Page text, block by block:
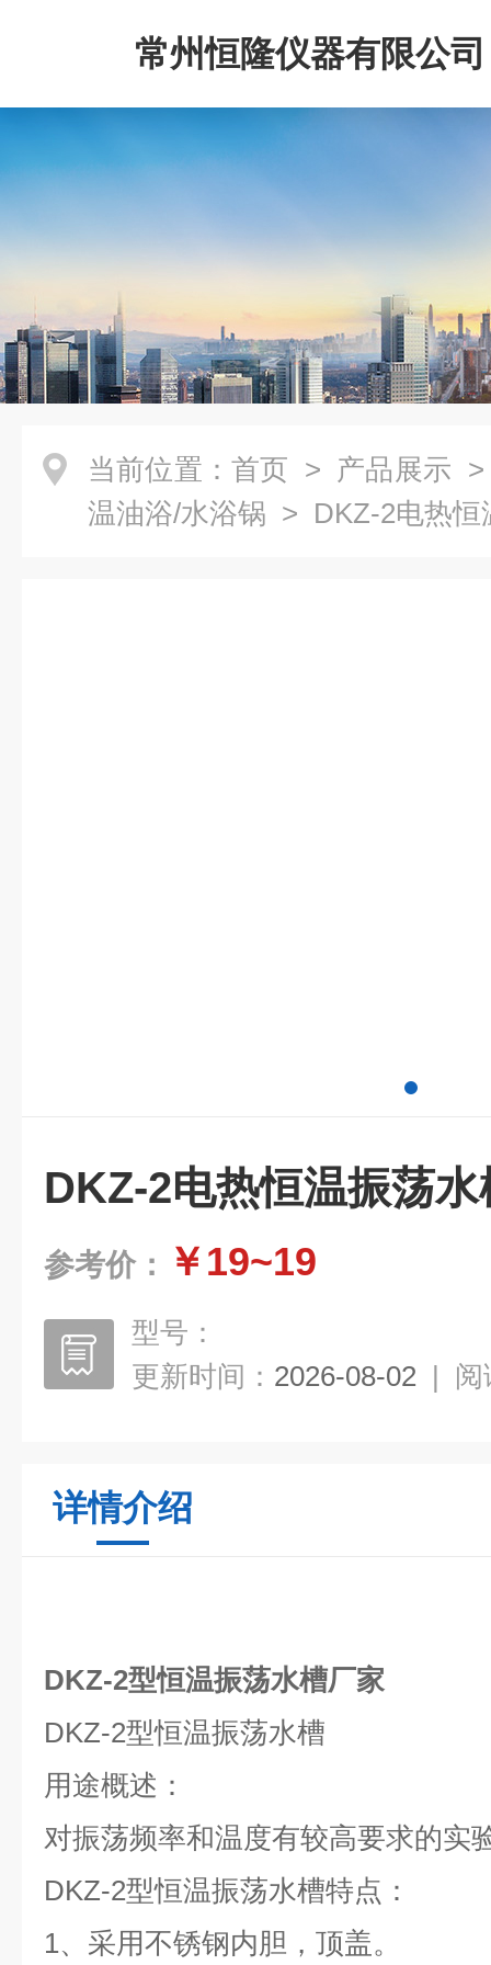
常州恒隆仪器有限公司
当前位置： 首页 > 产品展示
温油浴/水浴锅 > DKZ-2电热恒
DKZ-2电热恒温振荡水
参考价： ￥19~19
型号：
更新时间： 2026-08-02 | 阅
详情介绍
DKZ-2型恒温振荡水槽厂家
DKZ-2型恒温振荡水槽
用途概述：
对振荡频率和温度有较高要求的实
DKZ-2型恒温振荡水槽特点：
1、采用不锈钢内胆，顶盖。